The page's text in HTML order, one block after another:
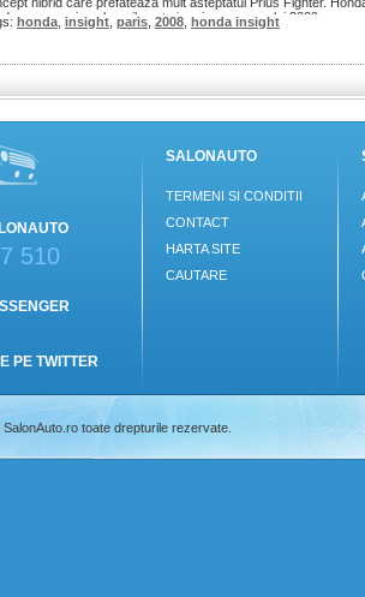
va aparea in salonurile auto in primavara anului 2009.
honda insight paris 2008 honda insight
510
PE TWITTER
SALONAUTO
TERMENI SI CONDITII
CONTACT
HARTA SITE
CAUTARE
toate drepturile rezervate.